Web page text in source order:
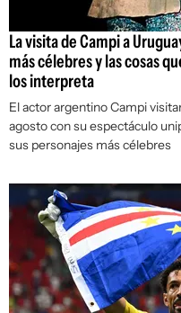
La visita de Campi a
más célebres y las cosas
los interpreta
El actor argentino Campi
agosto con su espectáculo
sus personajes más célebres